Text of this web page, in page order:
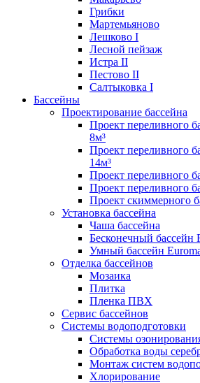
Грибки
Мартемьяново
Лешково I
Лесной пейзаж
Истра II
Пестово II
Салтыковка I
Бассейны
Проектирование бассейна
Проект переливного
8м³
Проект переливного
14м³
Проект переливного
Проект переливного
Проект скиммерного
Установка бассейна
Чаша бассейна
Бесконечный бассейн
Умный бассейн
Отделка бассейнов
Мозаика
Плитка
Пленка ПВХ
Сервис бассейнов
Системы водоподготовки
Системы
Обработка воды
Монтаж систем
Хлорирование